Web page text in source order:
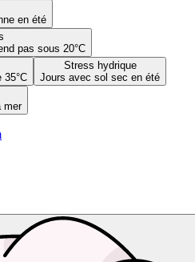
en été
pas sous 20°C
35°C
Stress hydrique
Jours avec sol sec en été
mer